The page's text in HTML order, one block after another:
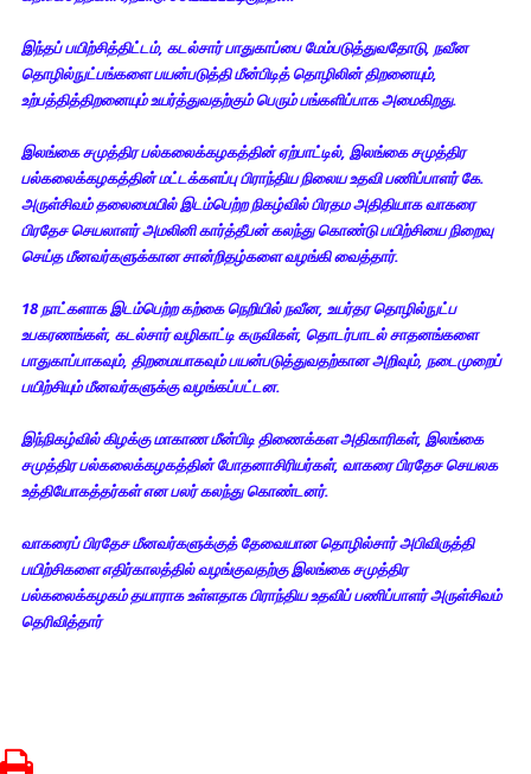
இந்தப் பயிற்சித்திட்டம், கடல்சார் பாதுகாப்பை மேம்படுத்துவதோடு, நவீன
தொழில்நுட்பங்களை பயன்படுத்தி மீன்பிடித் தொழிலின் திறனையும்,
உற்பத்தித்திறனையும் உயர்த்துவதற்கும் பெரும் பங்களிப்பாக அமைகிறது.
இலங்கை சமுத்திர பல்கலைக்கழகத்தின் ஏற்பாட்டில், இலங்கை சமுத்திர
பல்கலைக்கழகத்தின் மட்டக்களப்பு பிராந்திய நிலைய உதவி பணிப்பாளர் கே.
அருள்சிவம் தலைமையில் இடம்பெற்ற நிகழ்வில் பிரதம அதிதியாக வாகரை
பிரதேச செயலாளர் அமலினி கார்த்தீபன் கலந்து கொண்டு பயிற்சியை நிறைவு
செய்த மீனவர்களுக்கான சான்றிதழ்களை வழங்கி வைத்தார்.
18 நாட்களாக இடம்பெற்ற கற்கை நெறியில் நவீன, உயர்தர தொழில்நுட்ப
உபகரணங்கள், கடல்சார் வழிகாட்டி கருவிகள், தொடர்பாடல் சாதனங்களை
பாதுகாப்பாகவும், திறமையாகவும் பயன்படுத்துவதற்கான அறிவும், நடைமுறைப்
பயிற்சியும் மீனவர்களுக்கு வழங்கப்பட்டன.
இந்நிகழ்வில் கிழக்கு மாகாண மீன்பிடி திணைக்கள அதிகாரிகள், இலங்கை
சமுத்திர பல்கலைக்கழகத்தின் போதனாசிரியர்கள், வாகரை பிரதேச செயலக
உத்தியோகத்தர்கள் என பலர் கலந்து கொண்டனர்.
வாகரைப் பிரதேச மீனவர்களுக்குத் தேவையான தொழில்சார் அபிவிருத்தி
பயிற்சிகளை எதிர்காலத்தில் வழங்குவதற்கு இலங்கை சமுத்திர
பல்கலைக்கழகம் தயாராக உள்ளதாக பிராந்திய உதவிப் பணிப்பாளர் அருள்சிவம்
தெரிவித்தார்